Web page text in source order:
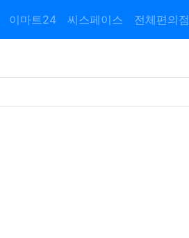
이마트24 씨스페이스 전체편의점